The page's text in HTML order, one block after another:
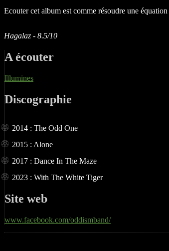
Ecouter cet album est comme résoudre une
Hagalaz - 8.5/10
A écouter
Illumines
Discographie
2014 : The Odd One
2015 : Alone
2017 : Dance In The Maze
2023 : With The White Tiger
Site web
www.facebook.com/oddismband/